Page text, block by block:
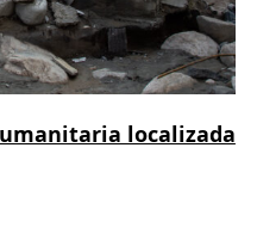
localizada